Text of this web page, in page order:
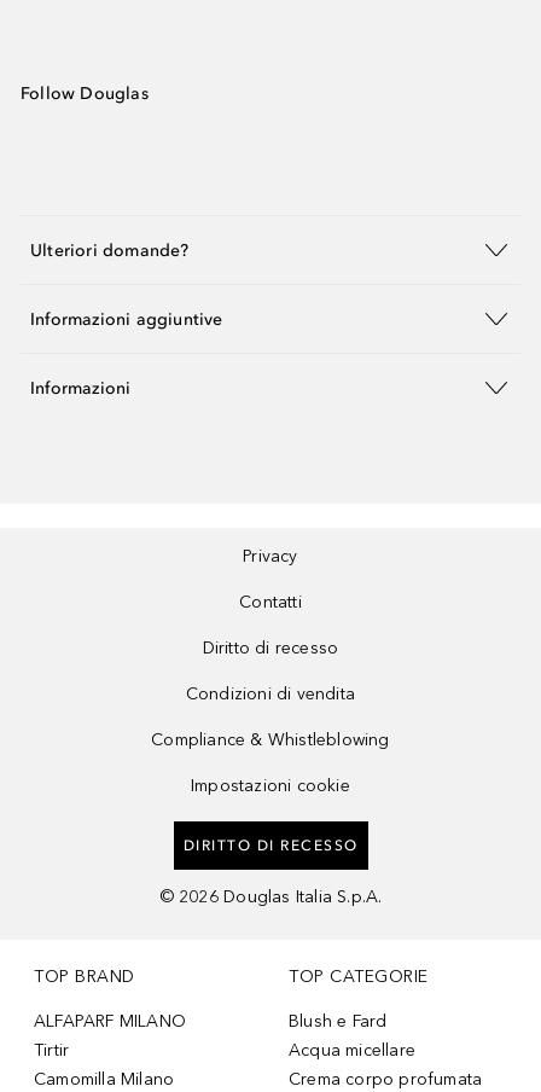
Follow Douglas
Ulteriori domande?
Informazioni aggiuntive
Informazioni
Privacy
Contatti
Diritto di recesso
Condizioni di vendita
Compliance & Whistleblowing
Impostazioni cookie
DIRITTO DI RECESSO
© 2026 Douglas Italia S.p.A.
TOP BRAND
ALFAPARF MILANO
Tirtir
Camomilla Milano
TOP CATEGORIE
Blush e Fard
Acqua micellare
Crema corpo profumata